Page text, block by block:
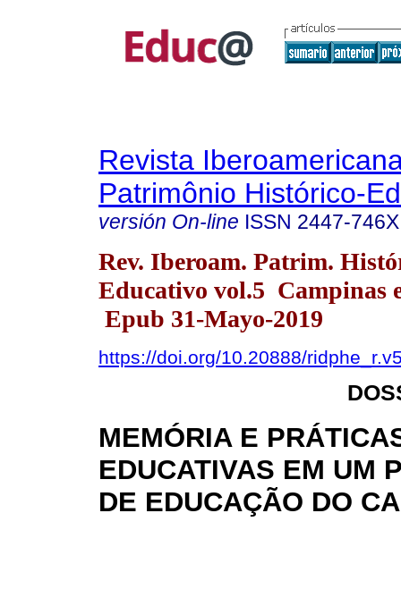
Revista
Patrimônio Histórico-
versión On-line ISSN 2447-746X
Rev. Iberoam. Patrim.
Educativo vol.5 Campinas
Epub 31-Mayo-2019
https://doi.org/10.20888/
MEMÓRIA E
EDUCATIVAS EM UM
DE EDUCAÇÃO DO